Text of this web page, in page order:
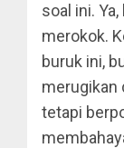
soal ini.
merokok.
buruk ini,
merugikan
tetapi